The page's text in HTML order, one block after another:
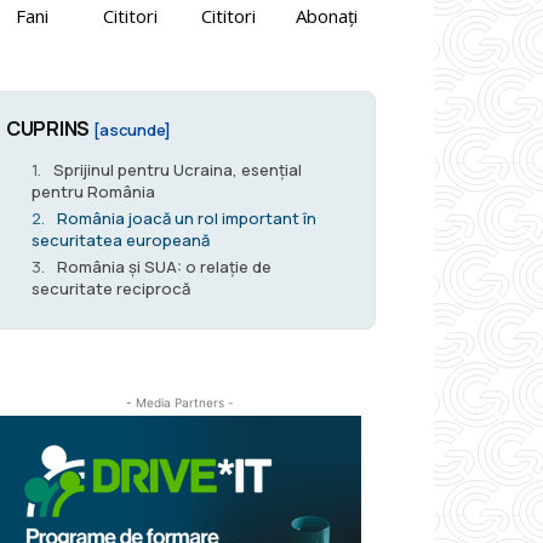
Fani
Cititori
Cititori
Abonați
CUPRINS [ascunde]
Sprijinul pentru Ucraina, esențial
pentru România
România joacă un rol important în
securitatea europeană
România și SUA: o relație de
securitate reciprocă
- Media Partners -